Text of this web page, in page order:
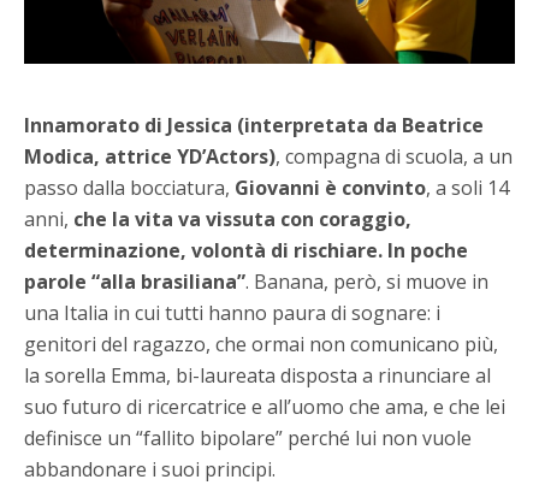
Innamorato di Jessica (interpretata da Beatrice
Modica, attrice YD’Actors), compagna di scuola, a un
passo dalla bocciatura, Giovanni è convinto, a soli 14
anni, che la vita va vissuta con coraggio,
determinazione, volontà di rischiare. In poche
parole “alla brasiliana”. Banana, però, si muove in
una Italia in cui tutti hanno paura di sognare: i
genitori del ragazzo, che ormai non comunicano più,
la sorella Emma, bi-laureata disposta a rinunciare al
suo futuro di ricercatrice e all’uomo che ama, e che lei
definisce un “fallito bipolare” perché lui non vuole
abbandonare i suoi principi.